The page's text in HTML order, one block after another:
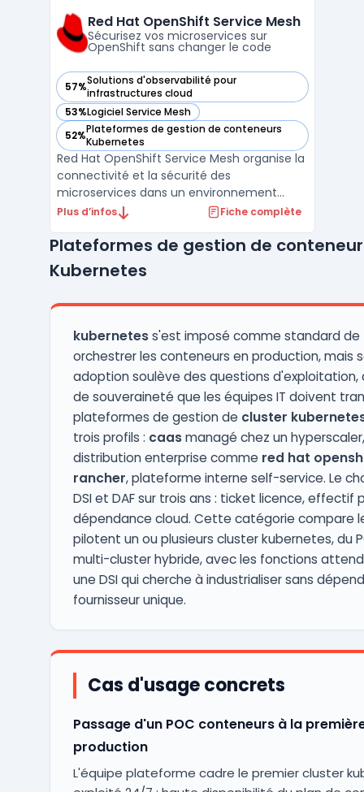
proposée par Google et offre diverses
fonctionnalités, telles que ...
Red Hat OpenShift Service Mesh
Sécurisez vos microservices sur
OpenShift sans changer le code
57%Solutions d'observabilité pour
infrastructures cloud
— voir Red Hat OpenShift Service Mesh dans cette
53%Logiciel Service Mesh
— voir Red Hat OpenShift Service Mesh dans cette
52%Plateformes de gestion de conteneurs
Kubernetes
— voir Red Hat OpenShift Service Mesh dans cette
Red Hat OpenShift Service Mesh organise la
connectivité et la sécurité des
microservices dans un environnement
OpenShift Container Platform. Cette
transparente entre les services, s’intégrant
sans intervention sur le code applicatif. Les
Plus d’infos Fiche complète
Plateformes de gestion de
Kubernetes
kubernetess'est imposé comme standard de
orchestrer les conteneurs en production, mais
adoption soulève des questions
de souveraineté que les équipes IT doivent
plateformes de gestion de cluster
trois profils : caasmanagé chez un hyperscaler,
distribution enterprise comme red hat
rancher, plateforme interne self-service. Le
DSI et DAF sur trois ans : ticket licence, effectif
dépendance cloud. Cette catégorie compare
pilotent un ou plusieurs cluster kubernetes, du
multi-cluster hybride, avec les fonctions
une DSI qui cherche à industrialiser sans
fournisseur unique.
Cas d'usage concrets
Passage d'un POC conteneurs à la
production
L'équipe plateforme cadre le premier cluster